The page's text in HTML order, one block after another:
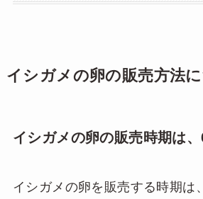
イシガメの卵の販売方法
イシガメの卵の販売時期は
イシガメの卵を販売する時期は、